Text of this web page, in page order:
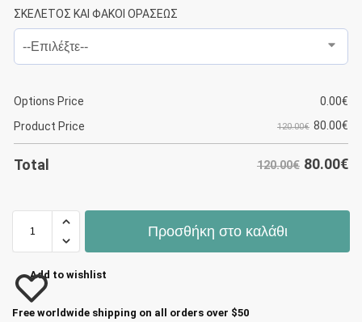
ΣΚΕΛΕΤΟΣ ΚΑΙ ΦΑΚΟΙ ΟΡΑΣΕΩΣ
Options Price 0.00€
Product Price
120.00€ 80.00€
Total 120.00€ 80.00€
Προσθήκη στο καλάθι
Add to wishlist
Free worldwide shipping on all orders over $50